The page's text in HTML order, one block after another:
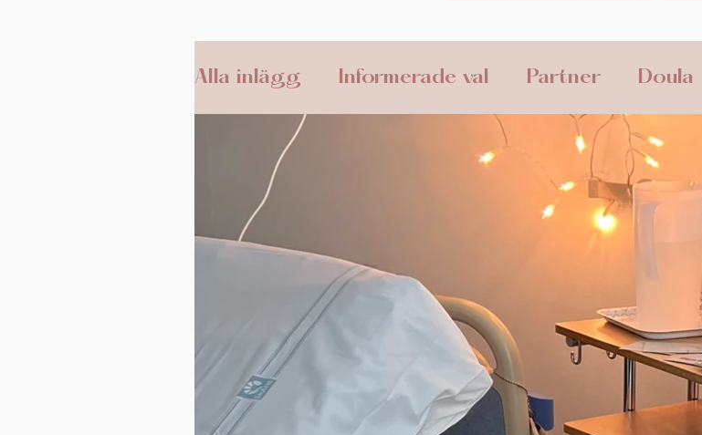
Alla inlägg Informerade val Partner Doula
Amning Bli doula Förlossning
Kejsarsnitt Föräldraskap
Ceremonier